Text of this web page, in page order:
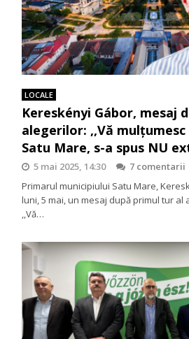
LOCALE
Kereskényi Gábor, mesaj
alegerilor: ,,Vă
Satu Mare, s-a spus NU
5 mai 2025, 14:30
7 comentarii
Primarul municipiului Satu Mare,
luni, 5 mai, un mesaj după primul tur
,,Vă…